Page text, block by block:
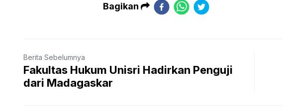
Bagikan
Berita Sebelumnya
Fakultas Hukum Unisri Hadirkan Penguji
dari Madagaskar